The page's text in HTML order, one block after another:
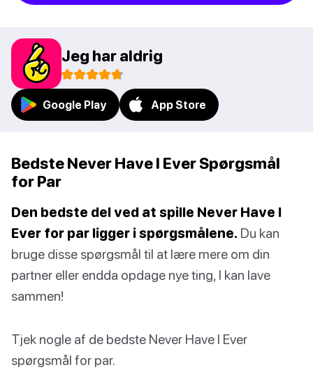
Jeg har aldrig
Google Play App Store
Bedste Never Have I Ever Spørgsmål
for Par
Den bedste del ved at spille Never Have I
Ever for par ligger i spørgsmålene. Du kan
bruge disse spørgsmål til at lære mere om din
partner eller endda opdage nye ting, I kan lave
sammen!
Tjek nogle af de bedste Never Have I Ever
spørgsmål for par.